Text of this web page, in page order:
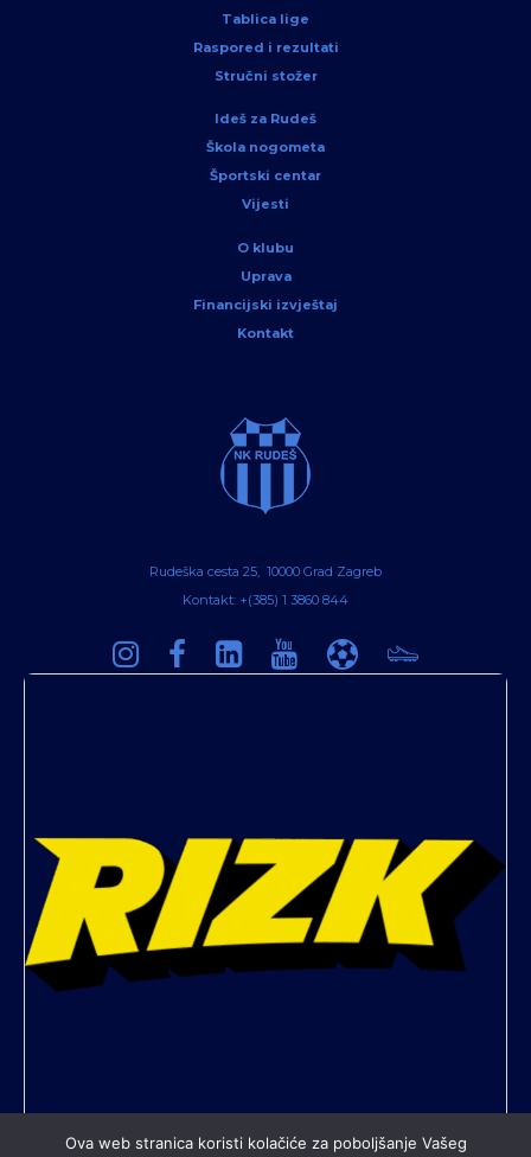
Tablica lige
Raspored i rezultati
Stručni stožer
Ideš za Rudeš
Škola nogometa
Športski centar
Vijesti
O klubu
Uprava
Financijski izvještaj
Kontakt
Rudeška cesta 25, 10000 Grad Zagreb
Kontakt: +(385) 1 3860 844
Ova web stranica koristi kolačiće za poboljšanje Vašeg